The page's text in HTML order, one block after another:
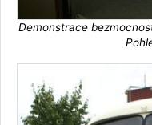
Demonstrace